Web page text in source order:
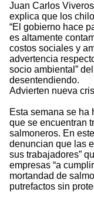
Juan Carlos
explica que los
“El gobierno hace
es altamente
costos sociales y
advertencia
socio ambiental”
desentendiendo.
Advierten nueva
Esta semana se
que se encuentran
salmoneros. En
denuncian que las
sus trabajadores”
empresas “a
mortandad de
putrefactos sin